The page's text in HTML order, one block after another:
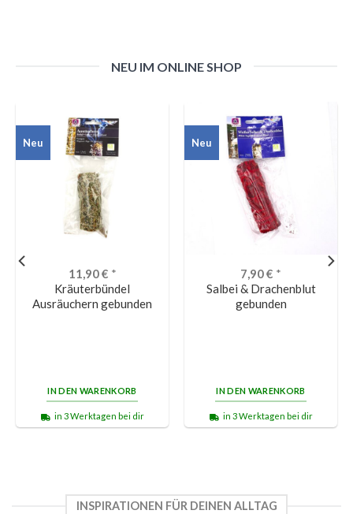
NEU IM ONLINE SHOP
Neu
11,90€ *
Kräuterbündel
Ausräuchern gebunden
IN DEN WARENKORB
in 3 Werktagen bei dir
Neu
7,90€ *
Salbei & Drachenblut
gebunden
IN DEN WARENKORB
in 3 Werktagen bei dir
INSPIRATIONEN FÜR DEINEN ALLTAG